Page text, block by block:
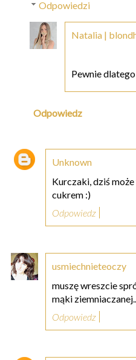
Odpowiedzi
Natalia |
Pewnie
Odpowiedz
Unknown
Kurczaki, dziś
cukrem :)
Odpowiedz
usmiechnieteoczy
muszę wreszcie
mąki
Odpowiedz